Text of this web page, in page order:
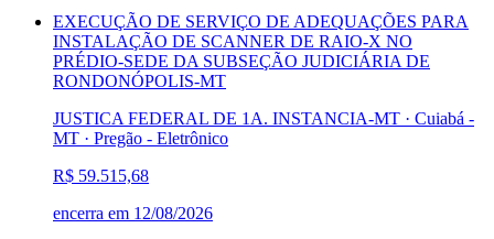
EXECUÇÃO DE SERVIÇO DE ADEQUAÇÕES PARA
INSTALAÇÃO DE SCANNER DE RAIO-X NO
PRÉDIO-SEDE DA SUBSEÇÃO JUDICIÁRIA DE
RONDONÓPOLIS-MT
JUSTICA FEDERAL DE 1A. INSTANCIA-MT · Cuiabá -
MT · Pregão - Eletrônico
R$ 59.515,68
encerra em 12/08/2026